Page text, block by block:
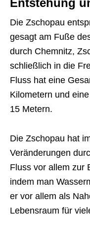
Entstehung
Die Zschopau
gesagt am Fuße
durch Chemnitz,
schließlich in die
Fluss hat eine
Kilometern und
15 Metern.
Die Zschopau hat
Veränderungen
Fluss vor allem zur
indem man
er vor allem als
Lebensraum für